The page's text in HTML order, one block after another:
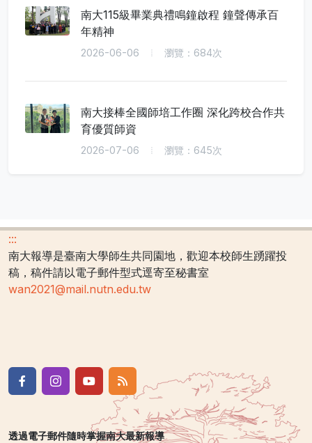
南大115級畢業典禮鳴鐘啟程 鐘聲傳承百
年精神
2026-06-06 瀏覽：684次
南大接棒全國師培工作圈 深化跨校合作共
育優質師資
2026-07-06 瀏覽：645次
:::
南大報導是臺南大學師生共同園地，歡迎本校師生踴躍投
稿，稿件請以電子郵件型式逕寄至秘書室
wan2021@mail.nutn.edu.tw
透過電子郵件隨時掌握南大最新報導